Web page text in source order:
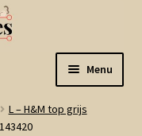
Menu
L – H&M top grijs